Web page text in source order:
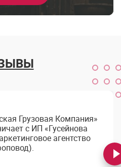
Грузовая Компания»
с ИП «Гусейнова
агентство